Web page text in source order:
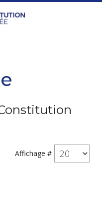
Affichage #